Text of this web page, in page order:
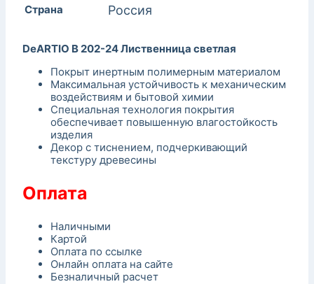
Страна Россия
DeARTIO B 202-24 Лиственница светлая
Покрыт инертным полимерным материалом
Максимальная устойчивость к механическим
воздействиям и бытовой химии
Специальная технология покрытия
обеспечивает повышенную влагостойкость
изделия
Декор с тиснением, подчеркивающий
текстуру древесины
Оплата
Наличными
Картой
Оплата по ссылке
Онлайн оплата на сайте
Безналичный расчет